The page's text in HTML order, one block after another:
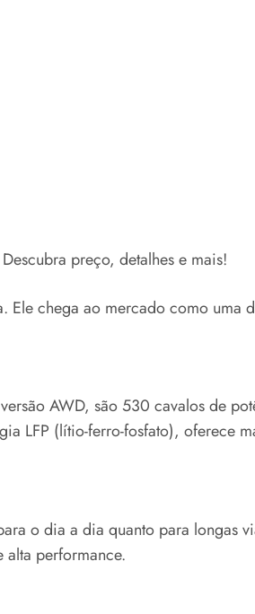
preço, detalhes e mais!
Ele chega ao mercado como uma
AWD, são 530 cavalos de
LFP (lítio-ferro-fosfato), oferece
o dia a dia quanto para longas
performance.